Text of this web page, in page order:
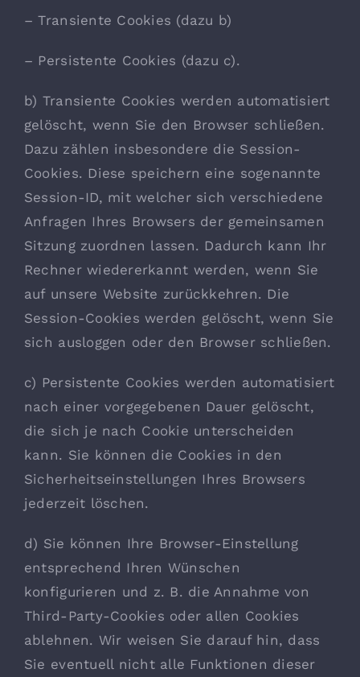
– Transiente Cookies (dazu b)
– Persistente Cookies (dazu c).
b) Transiente Cookies werden automatisiert
gelöscht, wenn Sie den Browser schließen.
Dazu zählen insbesondere die Session-
Cookies. Diese speichern eine sogenannte
Session-ID, mit welcher sich verschiedene
Anfragen Ihres Browsers der gemeinsamen
Sitzung zuordnen lassen. Dadurch kann Ihr
Rechner wiedererkannt werden, wenn Sie
auf unsere Website zurückkehren. Die
Session-Cookies werden gelöscht, wenn Sie
sich ausloggen oder den Browser schließen.
c) Persistente Cookies werden automatisiert
nach einer vorgegebenen Dauer gelöscht,
die sich je nach Cookie unterscheiden
kann. Sie können die Cookies in den
Sicherheitseinstellungen Ihres Browsers
jederzeit löschen.
d) Sie können Ihre Browser-Einstellung
entsprechend Ihren Wünschen
konfigurieren und z. B. die Annahme von
Third-Party-Cookies oder allen Cookies
ablehnen. Wir weisen Sie darauf hin, dass
Sie eventuell nicht alle Funktionen dieser